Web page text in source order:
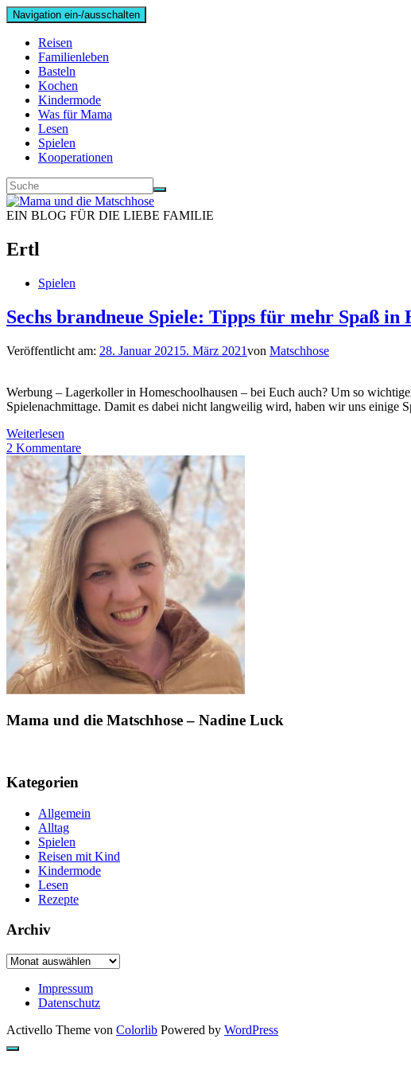
Navigation ein-/ausschalten
Reisen
Familienleben
Basteln
Kochen
Kindermode
Was für Mama
Lesen
Spielen
Kooperationen
EIN BLOG FÜR DIE LIEBE FAMILIE
Ertl
Spielen
Sechs brandneue Spiele: Tipps für mehr Spaß in
Veröffentlicht am: 28. Januar 2021 5. März 2021von Matschhose
Werbung – Lagerkoller in Homeschoolhausen – bei Euch auch? Um so
Spielenachmittage. Damit es dabei nicht langweilig wird, haben wir uns
Weiterlesen
2 Kommentare
Mama und die Matschhose – Nadine Luck
Kategorien
Allgemein
Alltag
Spielen
Reisen mit Kind
Kindermode
Lesen
Rezepte
Archiv
Archiv
Impressum
Datenschutz
Activello Theme von Colorlib Powered by WordPress